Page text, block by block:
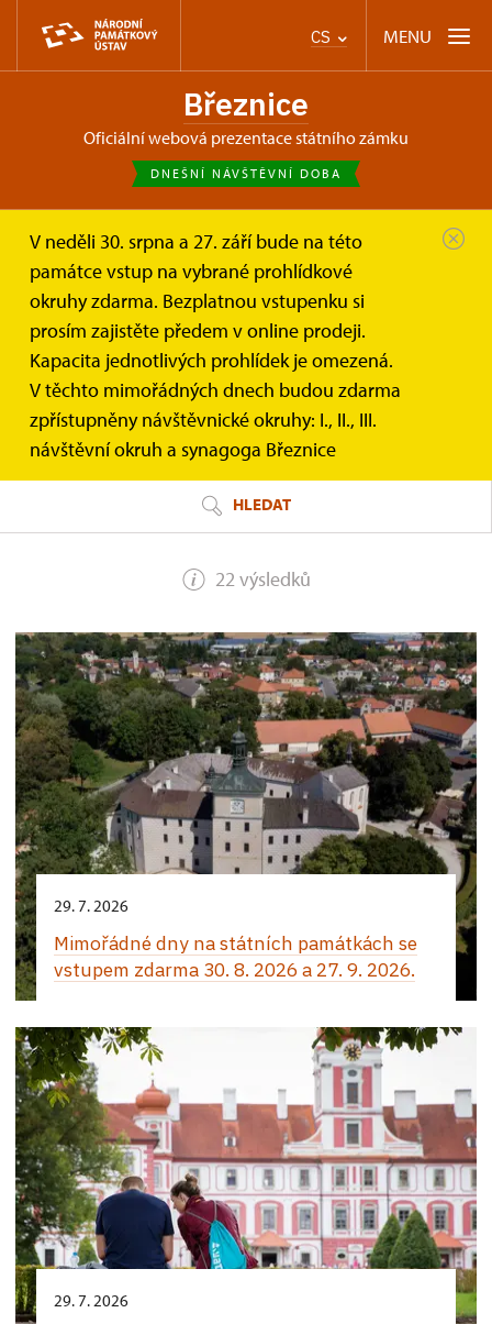
CS MENU
Březnice
oficiální webová prezentace státního zámku
DNEŠNÍ NÁVŠTĚVNÍ DOBA
V neděli 30. srpna a 27. září bude na této
památce vstup na vybrané prohlídkové
okruhy zdarma. Bezplatnou vstupenku si
prosím zajistěte předem v online prodeji.
Kapacita jednotlivých prohlídek je omezená.
V těchto mimořádných dnech budou zdarma
zpřístupněny návštěvnické okruhy: I., II., III.
návštěvní okruh a synagoga Březnice
Březnice Zprávy
Novinky
FILTR
HLEDAT
22 výsledků
29. 7. 2026
Mimořádné dny na státních památkách se
vstupem zdarma 30. 8. 2026 a 27. 9. 2026.
29. 7. 2026